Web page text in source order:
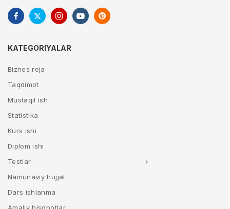
KATEGORIYALAR
Biznes reja
Taqdimot
Mustaqil ish
Statistika
Kurs ishi
Diplom ishi
Testlar
Namunaviy hujjat
Dars ishlanma